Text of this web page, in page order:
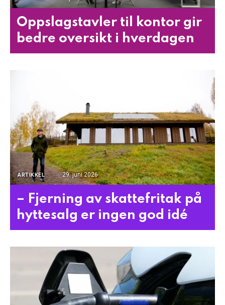
Oppslagstavler til kontor gir
bedre oversikt i hverdagen
ARTIKKEL 29. juni 2026
– Fjerning av skattefritak på
hyttesalg er ingen god idé